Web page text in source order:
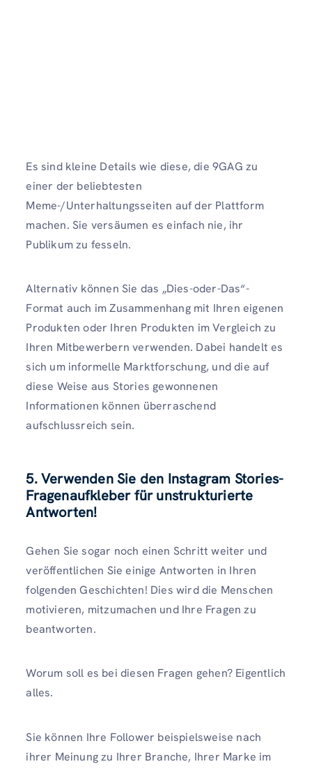
Es sind kleine Details wie diese, die 9GAG zu
einer der beliebtesten
Meme-/Unterhaltungsseiten auf der Plattform
machen. Sie versäumen es einfach nie, ihr
Publikum zu fesseln.
Alternativ können Sie das „Dies-oder-Das“-
Format auch im Zusammenhang mit Ihren eigenen
Produkten oder Ihren Produkten im Vergleich zu
Ihren Mitbewerbern verwenden. Dabei handelt es
sich um informelle Marktforschung, und die auf
diese Weise aus Stories gewonnenen
Informationen können überraschend
aufschlussreich sein.
5. Verwenden Sie den Instagram Stories-
Fragenaufkleber für unstrukturierte
Antworten!
Gehen Sie sogar noch einen Schritt weiter und
veröffentlichen Sie einige Antworten in Ihren
folgenden Geschichten! Dies wird die Menschen
motivieren, mitzumachen und Ihre Fragen zu
beantworten.
Worum soll es bei diesen Fragen gehen? Eigentlich
alles.
Sie können Ihre Follower beispielsweise nach
ihrer Meinung zu Ihrer Branche, Ihrer Marke im